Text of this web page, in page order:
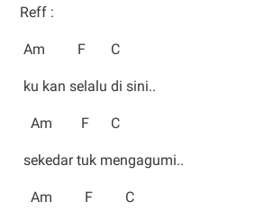
Reff :
Am F C
ku kan selalu di sini..
Am F C
sekedar tuk mengagumi..
Am F C